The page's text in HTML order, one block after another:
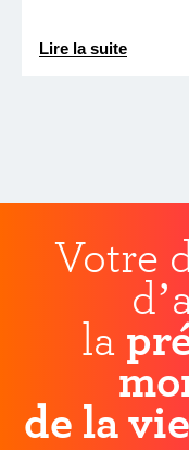
Lire la suite
Votre
la
de la